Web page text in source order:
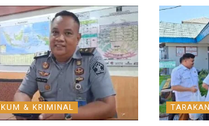
& KRIMINAL TARAKAN